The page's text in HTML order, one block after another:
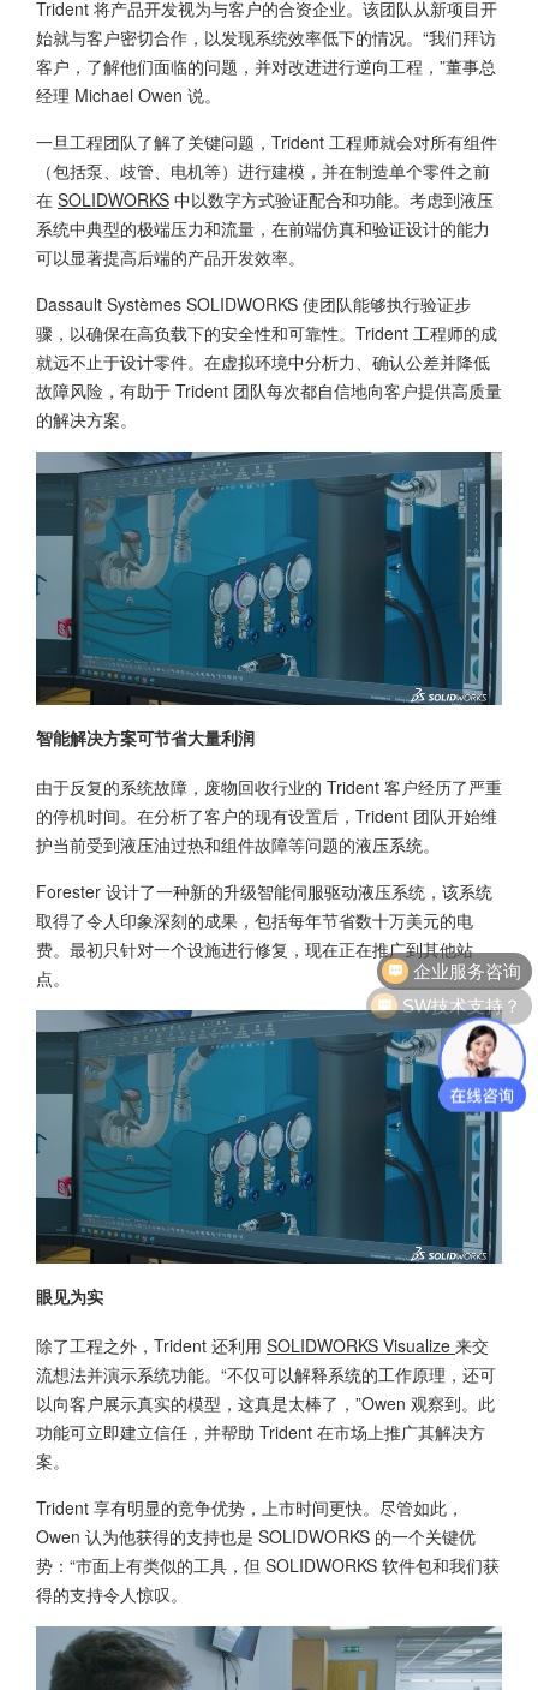
Trident 将产品开发视为与客户的合资企业。该团队从新项目开
始就与客户密切合作，以发现系统效率低下的情况。“我们拜访
客户，了解他们面临的问题，并对改进进行逆向工程，”董事总
经理 Michael Owen 说。
一旦工程团队了解了关键问题，Trident 工程师就会对所有组件
（包括泵、歧管、电机等）进行建模，并在制造单个零件之前
在 SOLIDWORKS 中以数字方式验证配合和功能。考虑到液压
系统中典型的极端压力和流量，在前端仿真和验证设计的能力
可以显著提高后端的产品开发效率。
Dassault Systèmes SOLIDWORKS 使团队能够执行验证步
骤，以确保在高负载下的安全性和可靠性。Trident 工程师的成
就远不止于设计零件。在虚拟环境中分析力、确认公差并降低
故障风险，有助于 Trident 团队每次都自信地向客户提供高质量
的解决方案。
智能解决方案可节省大量利润
由于反复的系统故障，废物回收行业的 Trident 客户经历了严重
的停机时间。在分析了客户的现有设置后，Trident 团队开始维
护当前受到液压油过热和组件故障等问题的液压系统。
Forester 设计了一种新的升级智能伺服驱动液压系统，该系统
取得了令人印象深刻的成果，包括每年节省数十万美元的电
费。最初只针对一个设施进行修复，现在正在推广到其他站
点。
眼见为实
除了工程之外，Trident 还利用 SOLIDWORKS Visualize 来交
流想法并演示系统功能。“不仅可以解释系统的工作原理，还可
以向客户展示真实的模型，这真是太棒了，”Owen 观察到。此
功能可立即建立信任，并帮助 Trident 在市场上推广其解决方
案。
Trident 享有明显的竞争优势，上市时间更快。尽管如此，
Owen 认为他获得的支持也是 SOLIDWORKS 的一个关键优
势：“市面上有类似的工具，但 SOLIDWORKS 软件包和我们获
得的支持令人惊叹。
企业服务咨询
SW技术支持？